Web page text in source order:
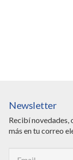
Newsletter
Recibí novedades,
más en tu correo